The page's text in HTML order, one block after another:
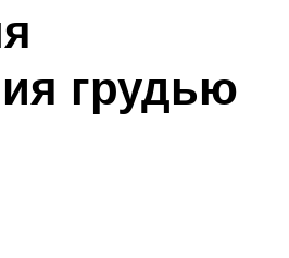
грудью